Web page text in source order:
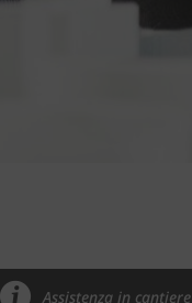
Assistenza in cantiere